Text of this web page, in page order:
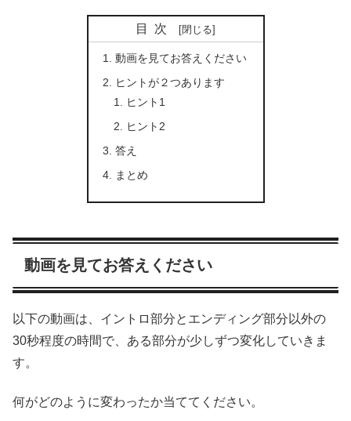
目次
動画を見てお答えください
ヒントが２つあります
ヒント1
ヒント2
答え
まとめ
動画を見てお答えください
以下の動画は、イントロ部分とエンディング部分以外の
30秒程度の時間で、ある部分が少しずつ変化していきま
す。
何がどのように変わったか当ててください。